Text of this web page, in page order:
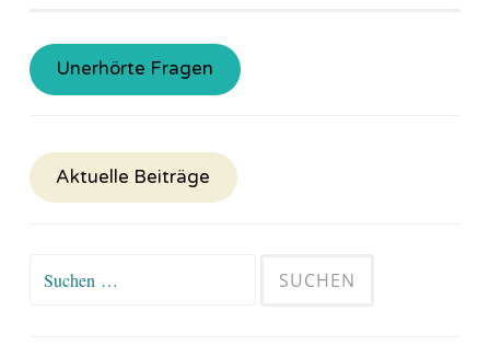
Unerhörte Fragen
Aktuelle Beiträge
Suchen